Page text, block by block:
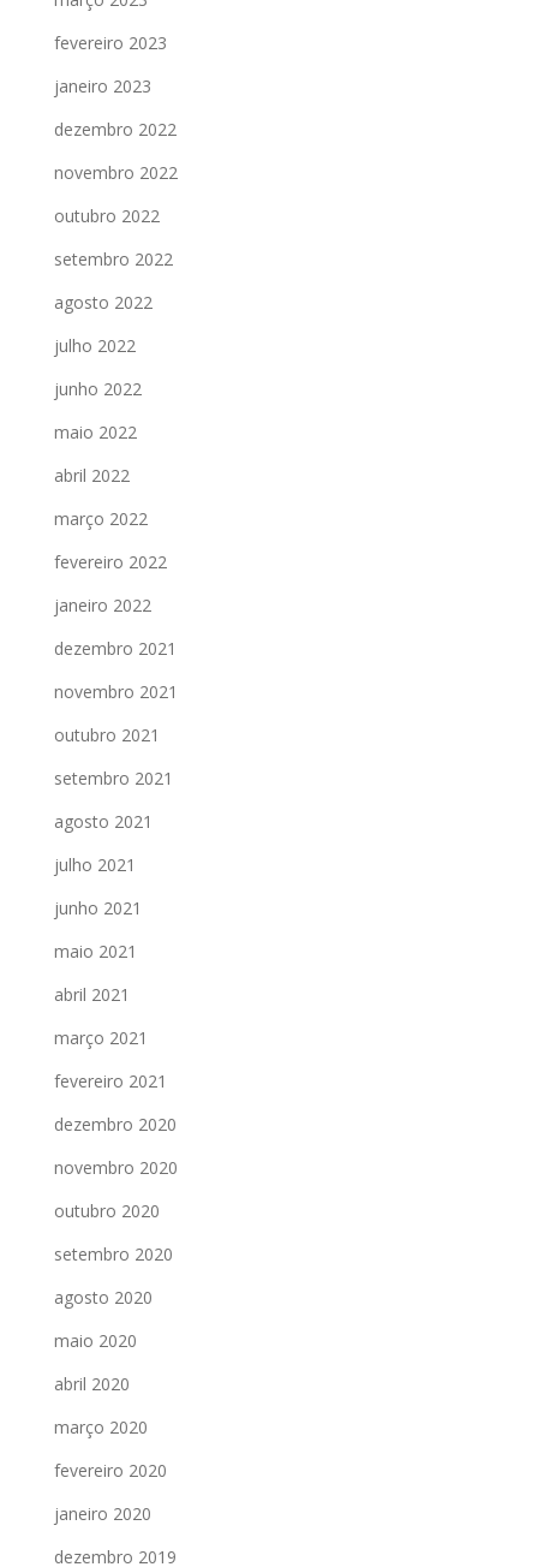
fevereiro 2023
janeiro 2023
dezembro 2022
novembro 2022
outubro 2022
setembro 2022
agosto 2022
julho 2022
junho 2022
maio 2022
abril 2022
março 2022
fevereiro 2022
janeiro 2022
dezembro 2021
novembro 2021
outubro 2021
setembro 2021
agosto 2021
julho 2021
junho 2021
maio 2021
abril 2021
março 2021
fevereiro 2021
dezembro 2020
novembro 2020
outubro 2020
setembro 2020
agosto 2020
maio 2020
abril 2020
março 2020
fevereiro 2020
janeiro 2020
dezembro 2019